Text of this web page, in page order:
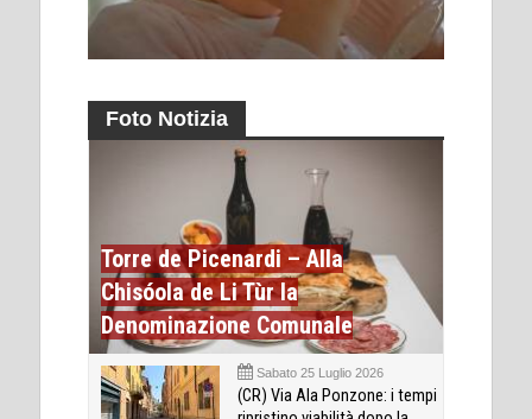
Foto Notizia
Torre de Picenardi – Alla
Chisóola de Li Tùr la
Denominazione Comunale
Sabato 25 Luglio 2026
(CR) Via Ala Ponzone: i tempi